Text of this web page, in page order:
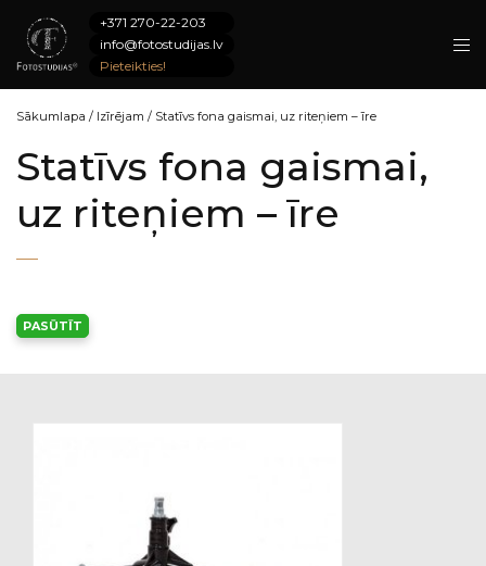
+371 270-22-203
info@fotostudijas.lv
Pieteikties!
Sākumlapa / Izīrējam / Statīvs fona gaismai, uz riteņiem – īre​
Statīvs fona gaismai,
uz riteņiem – īre​
PASŪTĪT